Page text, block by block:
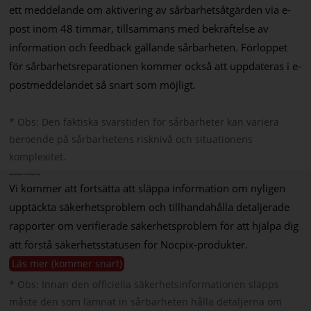
ett meddelande om aktivering av sårbarhetsåtgärden via e-
post inom 48 timmar, tillsammans med bekräftelse av
information och feedback gällande sårbarheten. Förloppet
för sårbarhetsreparationen kommer också att uppdateras i e-
postmeddelandet så snart som möjligt.
* Obs: Den faktiska svarstiden för sårbarheter kan variera
beroende på sårbarhetens risknivå och situationens
komplexitet.
Vi kommer att fortsätta att släppa information om nyligen
upptäckta säkerhetsproblem och tillhandahålla detaljerade
rapporter om verifierade säkerhetsproblem för att hjälpa dig
att förstå säkerhetsstatusen för Nocpix-produkter.
Läs mer (kommer snart)
* Obs: Innan den officiella säkerhetsinformationen släpps
måste den som lämnat in sårbarheten hålla detaljerna om